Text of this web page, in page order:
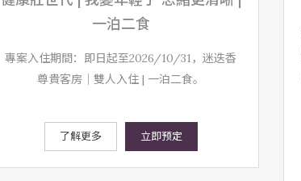
一泊二食
專案入住期間：即日起至2026/10/31，迷迭香
尊貴客房｜雙人入住 | 一泊二食。
了解更多 立即预定